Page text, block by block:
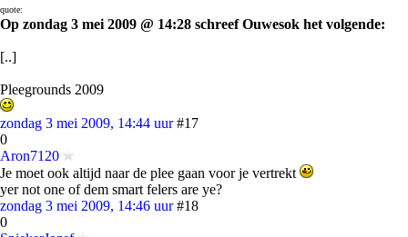
quote:
Op zondag 3 mei 2009 @ 14:28 schreef Ouwesok het volgende:
[..]
Pleegrounds 2009
zondag 3 mei 2009, 14:44 uur #17
0
Aron7120
Je moet ook altijd naar de plee gaan voor je vertrekt
yer not one of dem smart felers are ye?
zondag 3 mei 2009, 14:46 uur #18
0